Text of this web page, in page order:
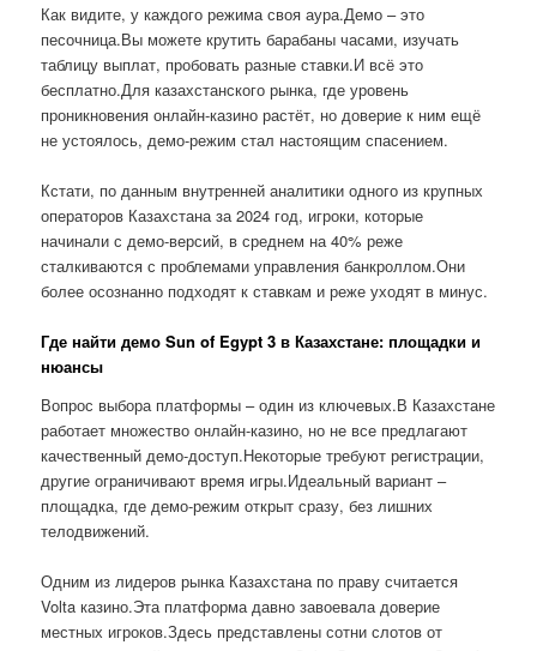
Как видите, у каждого режима своя аура.Демо – это
песочница.Вы можете крутить барабаны часами, изучать
таблицу выплат, пробовать разные ставки.И всё это
бесплатно.Для казахстанского рынка, где уровень
проникновения онлайн-казино растёт, но доверие к ним ещё
не устоялось, демо-режим стал настоящим спасением.
Кстати, по данным внутренней аналитики одного из крупных
операторов Казахстана за 2024 год, игроки, которые
начинали с демо-версий, в среднем на 40% реже
сталкиваются с проблемами управления банкроллом.Они
более осознанно подходят к ставкам и реже уходят в минус.
Где найти демо Sun of Egypt 3 в Казахстане: площадки и
нюансы
Вопрос выбора платформы – один из ключевых.В Казахстане
работает множество онлайн-казино, но не все предлагают
качественный демо-доступ.Некоторые требуют регистрации,
другие ограничивают время игры.Идеальный вариант –
площадка, где демо-режим открыт сразу, без лишних
телодвижений.
Одним из лидеров рынка Казахстана по праву считается
Volta казино.Эта платформа давно завоевала доверие
местных игроков.Здесь представлены сотни слотов от